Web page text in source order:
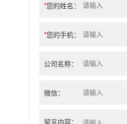
*您的姓名：
*您的手机：
公司名称：
微信：
留言内容：